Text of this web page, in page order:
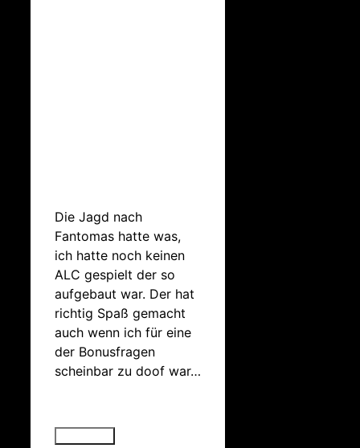
Die Jagd nach
Fantomas hatte was,
ich hatte noch keinen
ALC gespielt der so
aufgebaut war. Der hat
richtig Spaß gemacht
auch wenn ich für eine
der Bonusfragen
scheinbar zu doof war…